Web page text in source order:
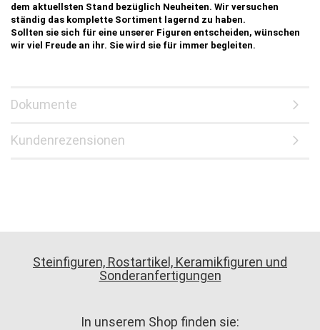
dem aktuellsten Stand bezüglich Neuheiten. Wir versuchen
ständig das komplette Sortiment lagernd zu haben.
Sollten sie sich für eine unserer Figuren entscheiden, wünschen
wir viel Freude an ihr. Sie wird sie für immer begleiten.
Dokumente
Kundenrezensionen
Steinfiguren, Rostartikel, Keramikfiguren und
Sonderanfertigungen
In unserem Shop finden sie: